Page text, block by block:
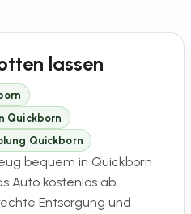
lassen
Quickborn
Quickborn
bequem in Quickborn
Auto kostenlos ab,
Entsorgung und